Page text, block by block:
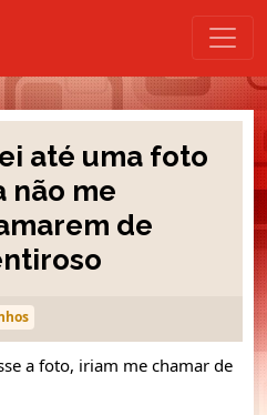
até uma foto
não me
de
a foto, iriam me chamar de